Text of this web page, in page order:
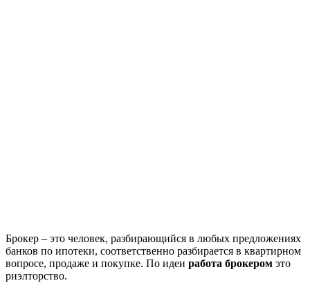
Брокер – это человек, разбирающийся в любых предложениях
банков по ипотеки, соответственно разбирается в квартирном
вопросе, продаже и покупке. По идеи работа брокером это
риэлторство.